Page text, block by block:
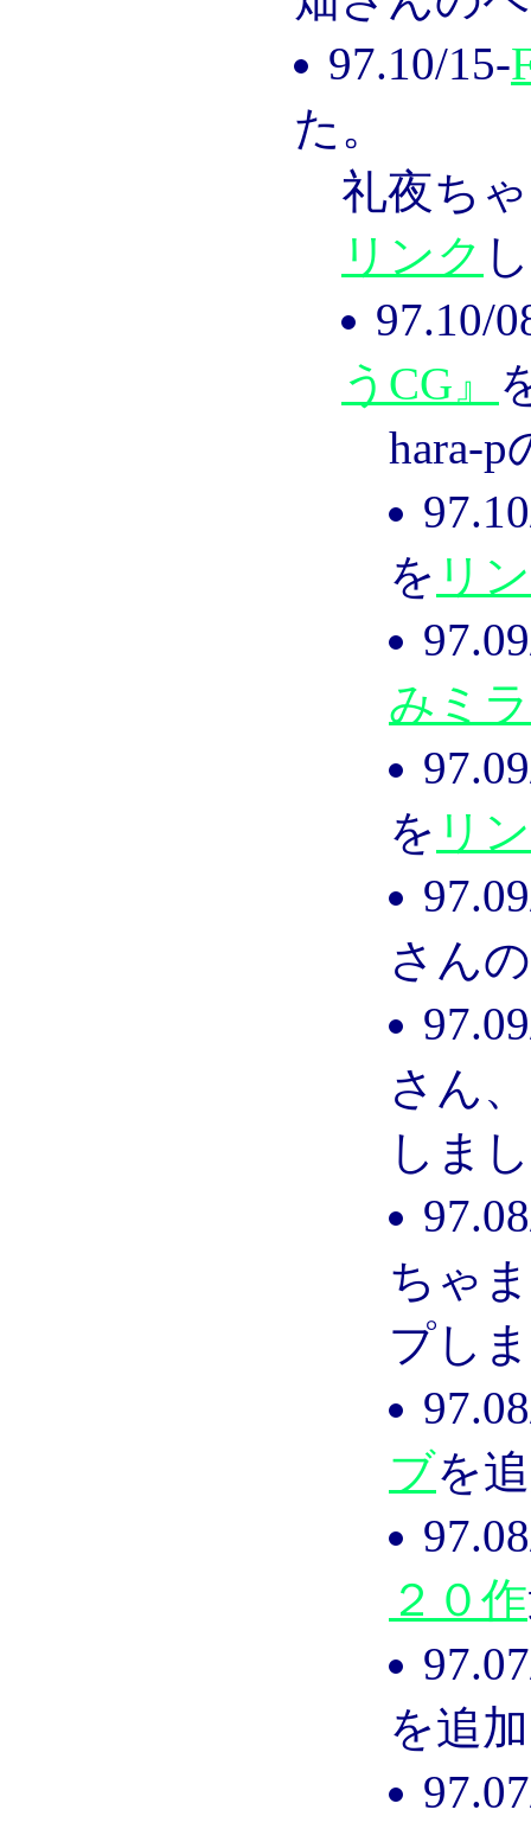
97.10/15-
た。
礼夜ち
リンク
97.10/
うCG』
hara-p
を リ
みミ
を リ
さん
さん
しま
ちゃ
プし
ブを
２０作
を追